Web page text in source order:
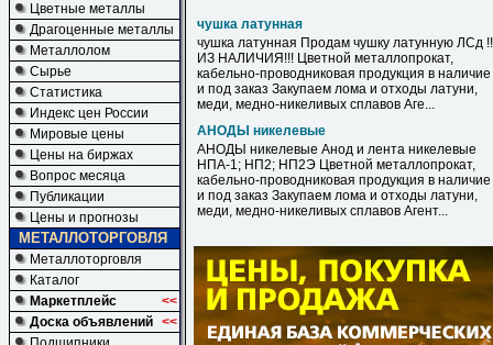
Цветные металлы
Драгоценные металлы
Металлолом
Сырье
Статистика
Индекс цен России
Мировые цены
Цены на биржах
Вопрос месяца
Публикации
Цены и прогнозы
МЕТАЛЛОТОРГОВЛЯ
Металлоторговля
Каталог
Маркетплейс
<<
Доска объявлений <<
чушка латунная
чушка латунная Продам чушку латунную ЛСд
ИЗ НАЛИЧИЯ!!! Цветной металлопрокат,
кабельно-проводниковая продукция в наличие
и под заказ Закупаем лома и отходы латуни,
меди, медно-никеливых сплавов Аге...
АНОДЫ никелевые
АНОДЫ никелевые Анод и лента никелевые
НПА-1; НП2; НП2Э Цветной металлопрокат,
кабельно-проводниковая продукция в наличие
и под заказ Закупаем лома и отходы латуни,
меди, медно-никеливых сплавов Агент...